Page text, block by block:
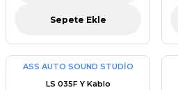
Sepete Ekle
ASS AUTO SOUND STUDİO
LS 035F Y Kablo